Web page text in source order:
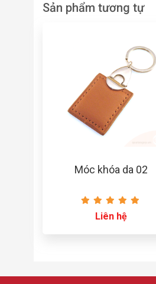
Sản phẩm tương tự
Móc khóa da 02
Liên hệ